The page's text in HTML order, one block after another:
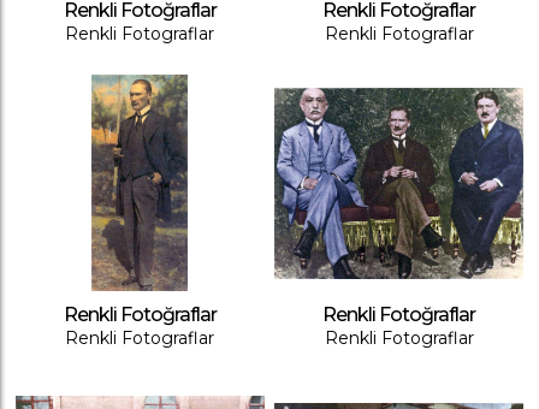
Renkli Fotoğraflar
Renkli Fotograflar
Renkli Fotoğraflar
Renkli Fotograflar
Renkli Fotoğraflar
Renkli Fotograflar
Renkli Fotoğraflar
Renkli Fotograflar